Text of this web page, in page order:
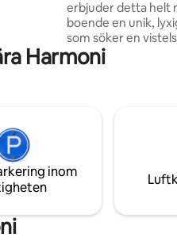
erbjuder detta helt
boende en unik,
som söker en
vid sjön har att
romantisk semester
rymliga däcket
från din egen
möjligt för dig att
Harmoni
inom